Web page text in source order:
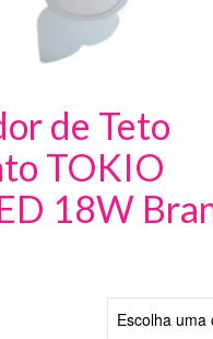
de Teto
TOKIO
18W